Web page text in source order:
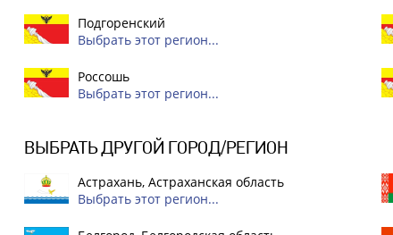
Подгоренский
Выбрать этот регион...
Россошь
Выбрать этот регион...
ВЫБРАТЬ ДРУГОЙ ГОРОД/РЕГИОН
Астрахань, Астраханская область
Выбрать этот регион...